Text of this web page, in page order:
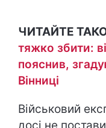
ЧИТАЙТЕ
тяжко збити:
пояснив,
Вінниці
Військовий